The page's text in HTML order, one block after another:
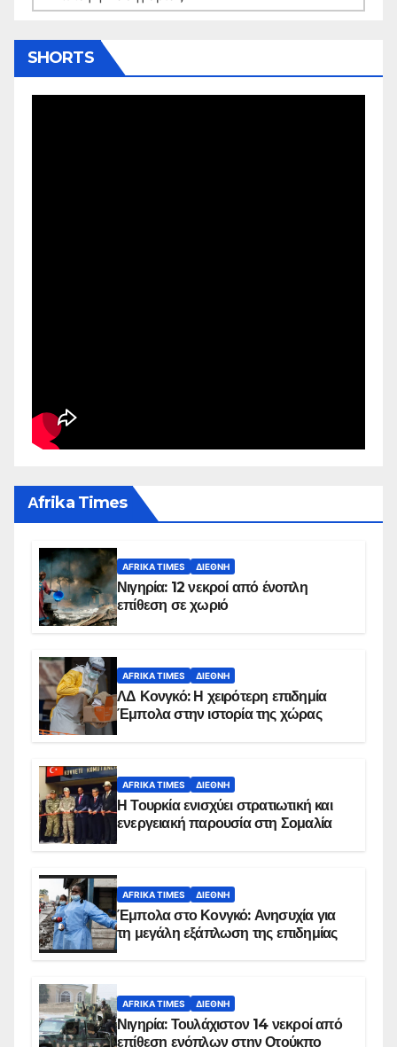
SHORTS
Αfrika Times
AFRIKA TIMES ΔΙΕΘΝΉ
Νιγηρία: 12 νεκροί από ένοπλη
επίθεση σε χωριό
AFRIKA TIMES ΔΙΕΘΝΉ
ΛΔ Κονγκό: Η χειρότερη επιδημία
Έμπολα στην ιστορία της χώρας
AFRIKA TIMES ΔΙΕΘΝΉ
Η Τουρκία ενισχύει στρατιωτική και
ενεργειακή παρουσία στη Σομαλία
AFRIKA TIMES ΔΙΕΘΝΉ
Έμπολα στο Κονγκό: Ανησυχία για
τη μεγάλη εξάπλωση της επιδημίας
AFRIKA TIMES ΔΙΕΘΝΉ
Νιγηρία: Τουλάχιστον 14 νεκροί από
επίθεση ενόπλων στην Οτούκπο